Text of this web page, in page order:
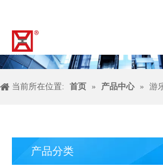
当前所在位置: 首页 » 产品中心 » 游
产品分类